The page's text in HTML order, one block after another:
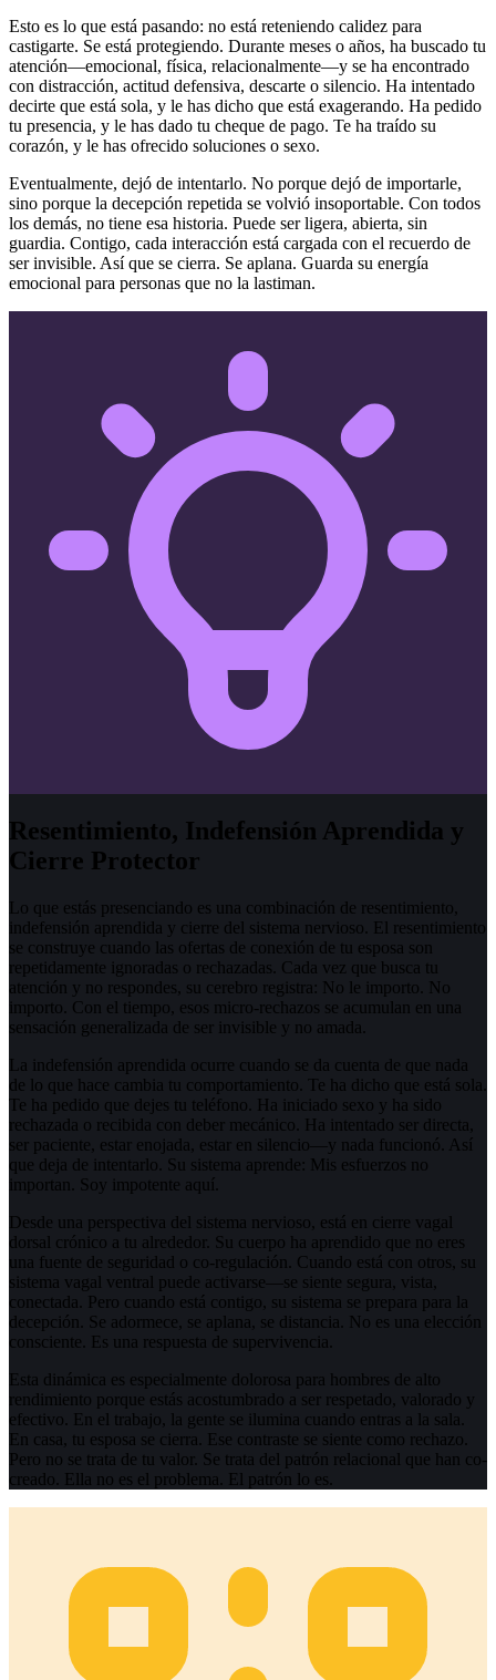
Esto es lo que está pasando: no está reteniendo calidez para
castigarte. Se está protegiendo. Durante meses o años, ha buscado tu
atención—emocional, física, relacionalmente—y se ha encontrado
con distracción, actitud defensiva, descarte o silencio. Ha intentado
decirte que está sola, y le has dicho que está exagerando. Ha pedido
tu presencia, y le has dado tu cheque de pago. Te ha traído su
corazón, y le has ofrecido soluciones o sexo.
Eventualmente, dejó de intentarlo. No porque dejó de importarle,
sino porque la decepción repetida se volvió insoportable. Con todos
los demás, no tiene esa historia. Puede ser ligera, abierta, sin
guardia. Contigo, cada interacción está cargada con el recuerdo de
ser invisible. Así que se cierra. Se aplana. Guarda su energía
emocional para personas que no la lastiman.
Resentimiento, Indefensión Aprendida y
Cierre Protector
Lo que estás presenciando es una combinación de resentimiento,
indefensión aprendida y cierre del sistema nervioso. El resentimiento
se construye cuando las ofertas de conexión de tu esposa son
repetidamente ignoradas o rechazadas. Cada vez que busca tu
atención y no respondes, su cerebro registra: No le importo. No
importo. Con el tiempo, esos micro-rechazos se acumulan en una
sensación generalizada de ser invisible y no amada.
La indefensión aprendida ocurre cuando se da cuenta de que nada
de lo que hace cambia tu comportamiento. Te ha dicho que está sola.
Te ha pedido que dejes tu teléfono. Ha iniciado sexo y ha sido
rechazada o recibida con deber mecánico. Ha intentado ser directa,
ser paciente, estar enojada, estar en silencio—y nada funcionó. Así
que deja de intentarlo. Su sistema aprende: Mis esfuerzos no
importan. Soy impotente aquí.
Desde una perspectiva del sistema nervioso, está en cierre vagal
dorsal crónico a tu alrededor. Su cuerpo ha aprendido que no eres
una fuente de seguridad o co-regulación. Cuando está con otros, su
sistema vagal ventral puede activarse—se siente segura, vista,
conectada. Pero cuando está contigo, su sistema se prepara para la
decepción. Se adormece, se aplana, se distancia. No es una elección
consciente. Es una respuesta de supervivencia.
Esta dinámica es especialmente dolorosa para hombres de alto
rendimiento porque estás acostumbrado a ser respetado, valorado y
efectivo. En el trabajo, la gente se ilumina cuando entras a la sala.
En casa, tu esposa se cierra. Ese contraste se siente como rechazo.
Pero no se trata de tu valor. Se trata del patrón relacional que han co-
creado. Ella no es el problema. El patrón lo es.